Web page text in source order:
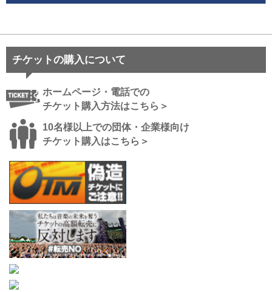
チケットの購入について
ホームページ・電話での
チケット購入方法はこちら＞
10名様以上での団体・企業様向け
チケット購入はこちら＞